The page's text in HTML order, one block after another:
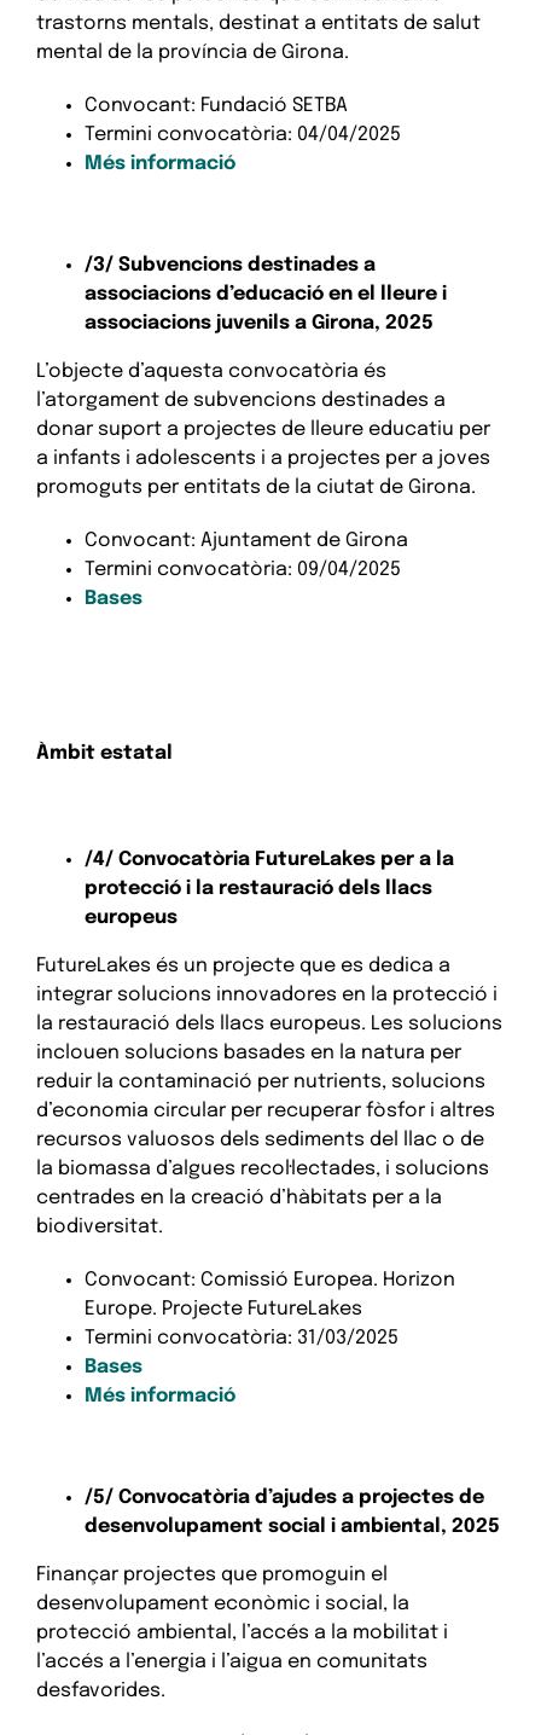
trastorns mentals, destinat a entitats de salut
mental de la província de Girona.
Convocant: Fundació SETBA
Termini convocatòria: 04/04/2025
Més informació
/3/ Subvencions destinades a
associacions d’educació en el lleure i
associacions juvenils a Girona, 2025
L’objecte d’aquesta convocatòria és
l’atorgament de subvencions destinades a
donar suport a projectes de lleure educatiu per
a infants i adolescents i a projectes per a joves
promoguts per entitats de la ciutat de Girona.
Convocant: Ajuntament de Girona
Termini convocatòria: 09/04/2025
Bases
Àmbit estatal
/4/ Convocatòria FutureLakes per a la
protecció i la restauració dels llacs
europeus
FutureLakes és un projecte que es dedica a
integrar solucions innovadores en la protecció i
la restauració dels llacs europeus. Les solucions
inclouen solucions basades en la natura per
reduir la contaminació per nutrients, solucions
d’economia circular per recuperar fòsfor i altres
recursos valuosos dels sediments del llac o de
la biomassa d’algues recol·lectades, i solucions
centrades en la creació d’hàbitats per a la
biodiversitat.
Convocant: Comissió Europea. Horizon
Europe. Projecte FutureLakes
Termini convocatòria: 31/03/2025
Bases
Més informació
/5/ Convocatòria d’ajudes a projectes de
desenvolupament social i ambiental, 2025
Finançar projectes que promoguin el
desenvolupament econòmic i social, la
protecció ambiental, l’accés a la mobilitat i
l’accés a l’energia i l’aigua en comunitats
desfavorides.